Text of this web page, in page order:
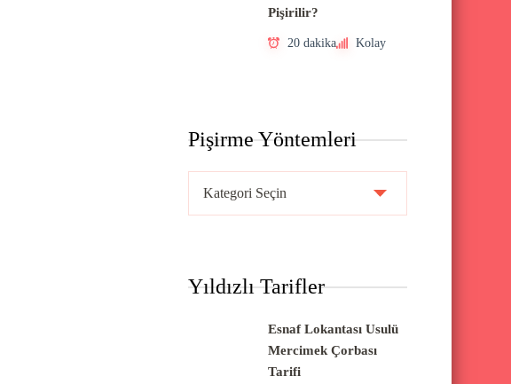
Pişirilir?
20 dakika Kolay
Pişirme Yöntemleri
r
Yıldızlı Tarifler
Esnaf Lokantası Usulü
Mercimek Çorbası
Tarifi